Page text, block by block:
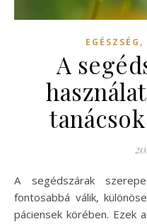
EGÉSZSÉG ,
A
A segédszárak szerepe a modern világban egyre
fontosabbá válik,
páciensek körében. Ezek